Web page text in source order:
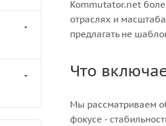
Kommutator.net
отраслях и
предлагать не
Что
Мы рассматриваем
фокусе -